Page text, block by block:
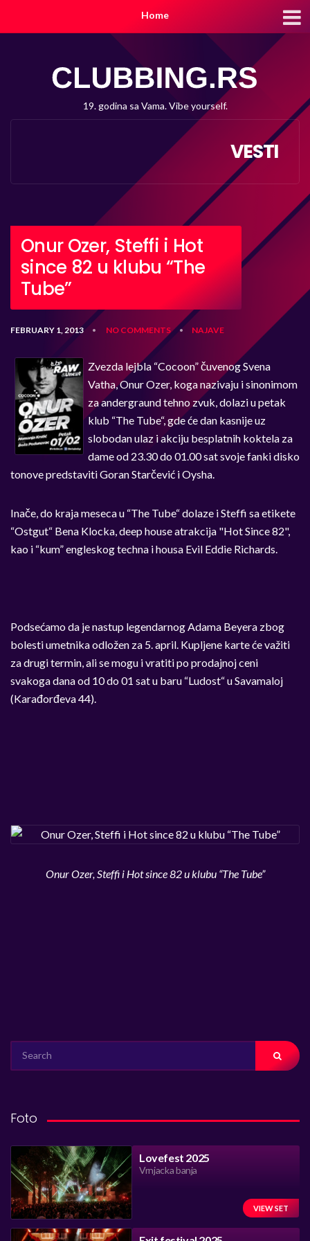
Home
19. godina sa Vama. Vibe yourself.
VESTI
Onur Ozer, Steffi i Hot
since 82 u klubu “The
Tube”
FEBRUARY 1, 2013 • NO COMMENTS • NAJAVE
Zvezda lejbla “Cocoon” čuvenog Svena
Vatha, Onur Ozer, koga nazivaju i sinonimom
za andergraund tehno zvuk, dolazi u petak
klub “The Tube“, gde će dan kasnije uz
slobodan ulaz i akciju besplatnih koktela za
dame od 23.30 do 01.00 sat svoje fanki disko
tonove predstaviti Goran Starčević i Oysha.
Inače, do kraja meseca u “The Tube“ dolaze i Steffi sa etikete
“Ostgut“ Bena Klocka, deep house atrakcija "Hot Since 82",
kao i “kum” engleskog techna i housa Evil Eddie Richards.
Podsećamo da je nastup legendarnog Adama Beyera zbog
bolesti umetnika odložen za 5. april. Kupljene karte će važiti
za drugi termin, ali se mogu i vratiti po prodajnoj ceni
svakoga dana od 10 do 01 sat u baru “Ludost“ u Savamaloj
(Karađorđeva 44).
Onur Ozer, Steffi i Hot since 82 u klubu “The Tube”
FOR:
Foto
Lovefest 2025
Vrnjacka banja
VIEW SET